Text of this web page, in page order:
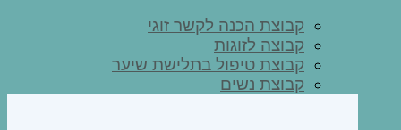
קבוצת הכנה לקשר זוגי
קבוצה לזוגות
קבוצת טיפול בתלישת שיער
קבוצת נשים